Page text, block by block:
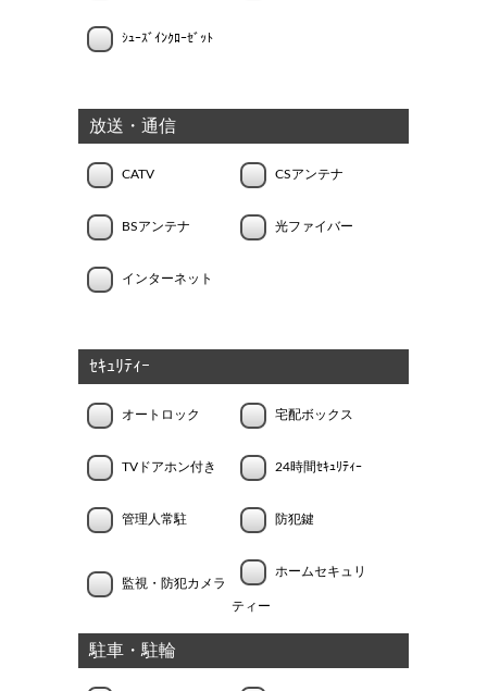
ｼｭｰｽﾞｲﾝｸﾛｰｾﾞｯﾄ
放送・通信
CATV CSアンテナ
BSアンテナ 光ファイバー
インターネット
ｾｷｭﾘﾃｨｰ
オートロック 宅配ボックス
TVドアホン付き 24時間ｾｷｭﾘﾃｨｰ
管理人常駐 防犯鍵
監視・防犯カメラ
ホームセキュリ
ティー
駐車・駐輪